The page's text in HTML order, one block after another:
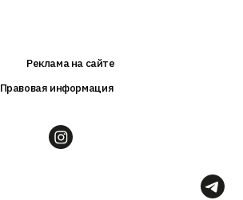
Реклама на сайте
Правовая информация